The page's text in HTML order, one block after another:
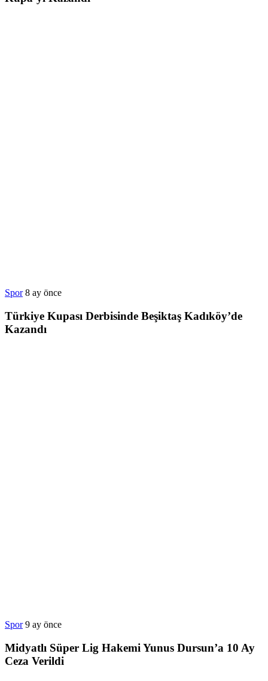
Spor 8 ay önce
Türkiye Kupası Derbisinde Beşiktaş Kadıköy’de
Kazandı
Spor 9 ay önce
Midyatlı Süper Lig Hakemi Yunus Dursun’a 10 Ay
Ceza Verildi